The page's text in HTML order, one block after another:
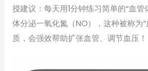
授建议：每天用1分钟练习简单的“血管
体分泌一氧化氮（NO），这种被称为
质，会强效帮助扩张血管、调节血压！